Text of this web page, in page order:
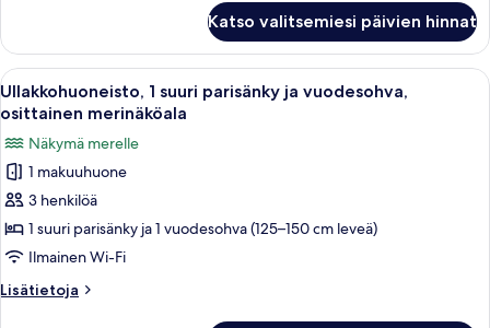
kuvat
suuri
parisänky
ja
vuodesohva,
puutarhaan
Katso valitsemiesi päivien hinnat
Avaa
kaikki
Ullakkohuoneisto,
suuri
parisänky
ja
vuodesohva,
osittainen
Hotellihuone, jossa on sänky,
8
Ullakkohuoneisto, 1 suuri parisänky ja vuodesohva,
osittainen merinäköala
Näkymä merelle
1 makuuhuone
3 henkilöä
1 suuri parisänky ja 1 vuodesohva (125–150 cm leveä)
Ilmainen Wi-Fi
Lisätietoja
Lisätietoja